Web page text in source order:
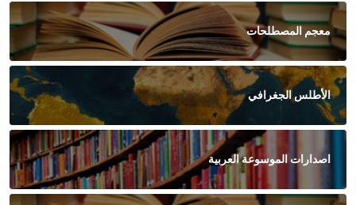
معجم المصطلحات
الأطلس الجغرافي
اصدارات الموسوعة العربية